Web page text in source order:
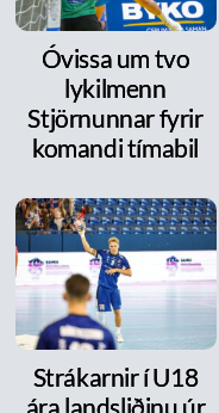
Óvissa um tvo
lykilmenn
Stjörnunnar fyrir
komandi tímabil
Strákarnir í U18
ára landsliðinu úr